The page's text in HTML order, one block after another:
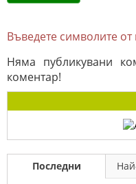
Въведете символите от
Няма публикувани
коментар!
Последни